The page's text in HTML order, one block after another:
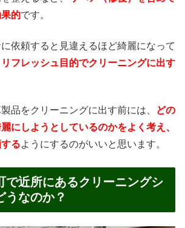
的です。
依頼すると見違えるほど綺麗になって
リフレッシュ目的でクリーニングに出す
品をクリーニングに出す前には、
どの
にしようとしているのかをよく考え、
るようにするのがいいと思います。
で近所にあるクリーニングシ
うなのか？